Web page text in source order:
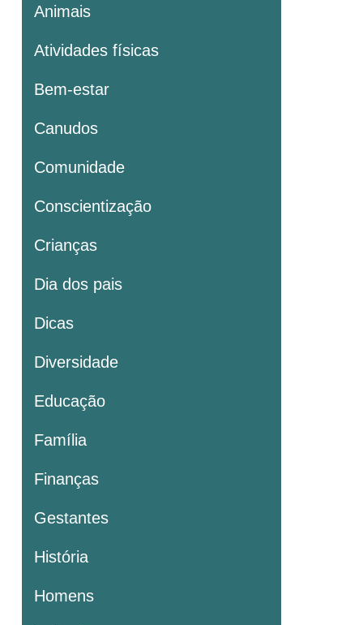
Animais
Atividades físicas
Bem-estar
Canudos
Comunidade
Conscientização
Crianças
Dia dos pais
Dicas
Diversidade
Educação
Família
Finanças
Gestantes
História
Homens